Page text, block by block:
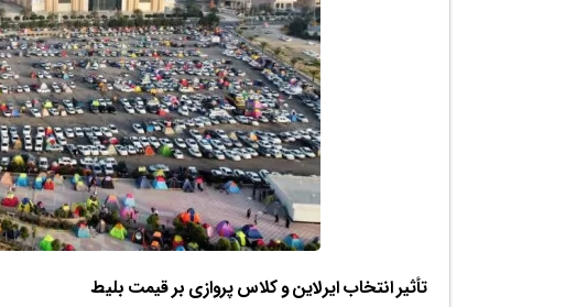
تأثیر انتخاب ایرلاین و کلاس پروازی بر قیمت بلیط